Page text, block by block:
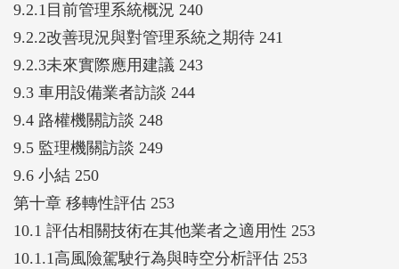
9.2.1目前管理系統概況 240
9.2.2改善現況與對管理系統之期待 241
9.2.3未來實際應用建議 243
9.3 車用設備業者訪談 244
9.4 路權機關訪談 248
9.5 監理機關訪談 249
9.6 小結 250
第十章 移轉性評估 253
10.1 評估相關技術在其他業者之適用性 253
10.1.1高風險駕駛行為與時空分析評估 253